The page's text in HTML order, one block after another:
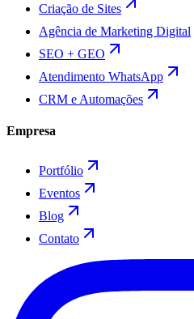
Criação de Sites
Agência de Marketing Digital
SEO + GEO
Atendimento WhatsApp
CRM e Automações
Empresa
Portfólio
Eventos
Blog
Contato